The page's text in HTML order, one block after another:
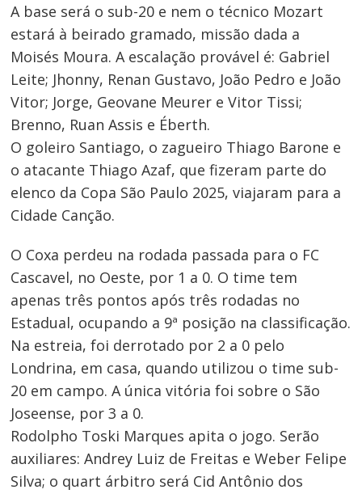
A base será o sub-20 e nem o técnico Mozart
estará à beirado gramado, missão dada a
Moisés Moura. A escalação provável é: Gabriel
Leite; Jhonny, Renan Gustavo, João Pedro e João
Vitor; Jorge, Geovane Meurer e Vitor Tissi;
Brenno, Ruan Assis e Éberth.
O goleiro Santiago, o zagueiro Thiago Barone e
o atacante Thiago Azaf, que fizeram parte do
elenco da Copa São Paulo 2025, viajaram para a
Cidade Canção.
O Coxa perdeu na rodada passada para o FC
Cascavel, no Oeste, por 1 a 0. O time tem
apenas três pontos após três rodadas no
Estadual, ocupando a 9ª posição na classificação.
Na estreia, foi derrotado por 2 a 0 pelo
Londrina, em casa, quando utilizou o time sub-
20 em campo. A única vitória foi sobre o São
Joseense, por 3 a 0.
Rodolpho Toski Marques apita o jogo. Serão
auxiliares: Andrey Luiz de Freitas e Weber Felipe
Silva; o quart árbitro será Cid Antônio dos
Navegação
de
Post